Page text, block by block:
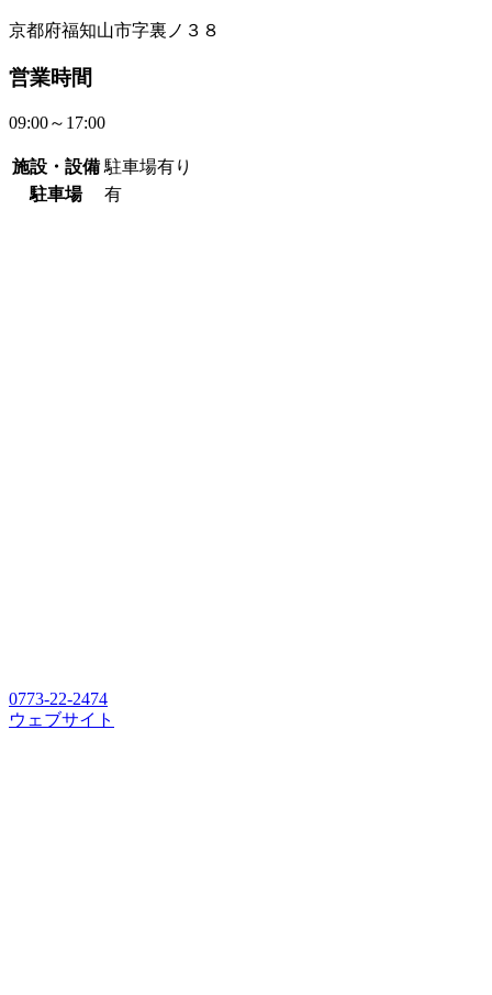
京都府福知山市字裏ノ３８
営業時間
09:00～17:00
施設・設備 駐車場有り
駐車場
有
0773-22-2474
ウェブサイト